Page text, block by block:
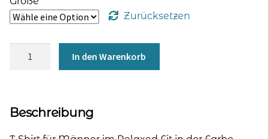
Zurücksetzen
für
in
In den Warenkorb
Beschreibung